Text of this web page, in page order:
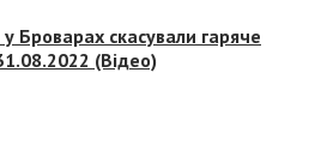
Броварах скасували гаряче
(Відео)